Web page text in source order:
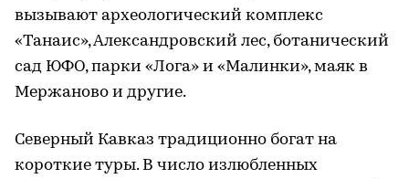
вызывают археологический комплекс
«Танаис», Александровский лес, ботанический
сад ЮФО, парки «Лога» и «Малинки», маяк в
Мержаново и другие.
Северный Кавказ традиционно богат на
короткие туры. В число излюбленных